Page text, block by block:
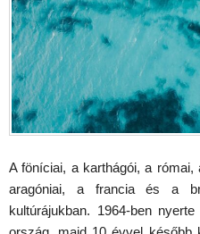
A föníciai, a karthágói, a
aragóniai, a francia és a
kultúrájukban. 1964-ben